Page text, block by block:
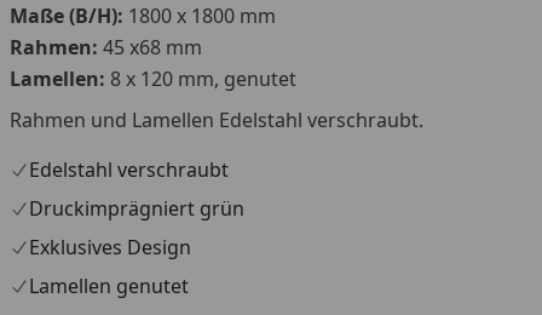
Maße (B/H): 1800 x 1800 mm
Rahmen: 45 x68 mm
Lamellen: 8 x 120 mm, genutet
Rahmen und Lamellen Edelstahl verschraubt.
Edelstahl verschraubt
Druckimprägniert grün
Exklusives Design
Lamellen genutet